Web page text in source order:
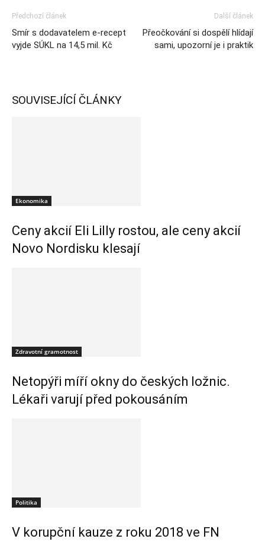
Předchozí článek
Smír s dodavatelem e-recept
vyjde SÚKL na 14,5 mil. Kč
Další článek
Přeočkování si dospělí hlídají
sami, upozorní je i praktik
SOUVISEJÍCÍ ČLÁNKY
Ekonomika
Ceny akcií Eli Lilly rostou, ale ceny akcií
Novo Nordisku klesají
Zdravotní gramotnost
Netopýři míří okny do českých ložnic.
Lékaři varují před pokousáním
Politika
V korupční kauze z roku 2018 ve FN